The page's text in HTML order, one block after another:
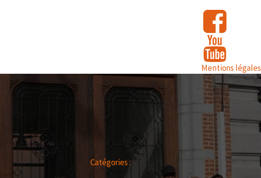
Mentions légales
Catégories :